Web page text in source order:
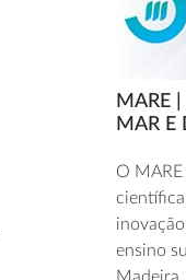
MARE
MAR E
O
ensino